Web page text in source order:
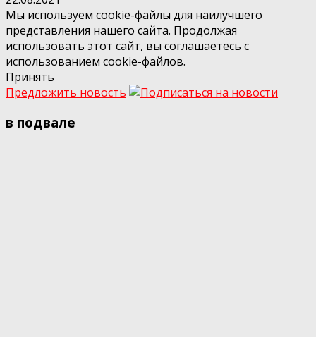
Мы используем cookie-файлы для наилучшего
представления нашего сайта. Продолжая
использовать этот сайт, вы соглашаетесь с
использованием cookie-файлов.
Принять
Предложить новость
в подвале